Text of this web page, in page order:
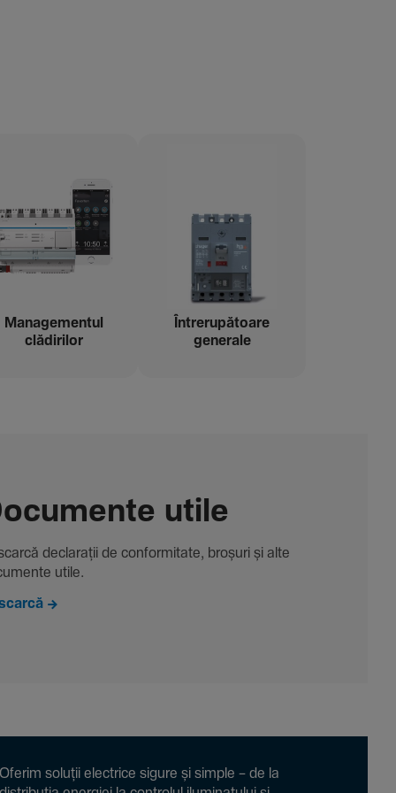
Managementul
clădi­rilor
Între­ru­pă­toare
gene­rale
utile
decla­rații de conformitate, broșuri și alte
utile.
soluții electrice sigure și simple – de la